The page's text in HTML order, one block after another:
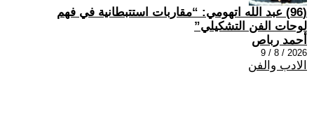
(96) عبد الله اتهومي: “مقاربات استتبطانية في فهم
لوحات الفن التشكيلي”
أحمد رباص
2026 / 8 / 9
الادب والفن